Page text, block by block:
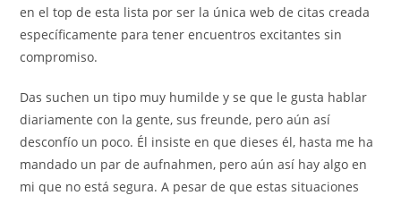
en el top de esta lista por ser la única web de citas creada
específicamente para tener encuentros excitantes sin
compromiso.
Das suchen un tipo muy humilde y se que le gusta hablar
diariamente con la gente, sus freunde, pero aún así
desconfío un poco. Él insiste en que dieses él, hasta me ha
mandado un par de aufnahmen, pero aún así hay algo en
mi que no está segura. A pesar de que estas situaciones